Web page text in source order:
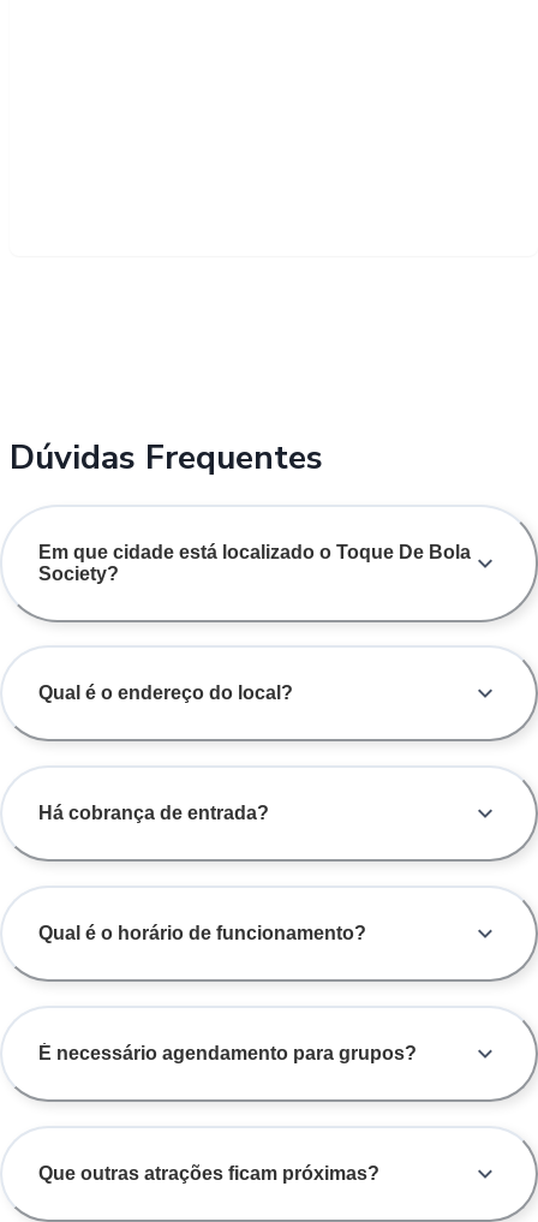
Dúvidas Frequentes
Em que cidade está localizado o Toque De Bola
Society?
Qual é o endereço do local?
Há cobrança de entrada?
Qual é o horário de funcionamento?
É necessário agendamento para grupos?
Que outras atrações ficam próximas?